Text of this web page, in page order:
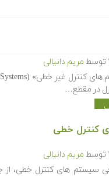
توسط مریم دانیالی
در مقطع…
کنترل خطی
توسط مریم دانیالی
سیستم های کنترل خطی،